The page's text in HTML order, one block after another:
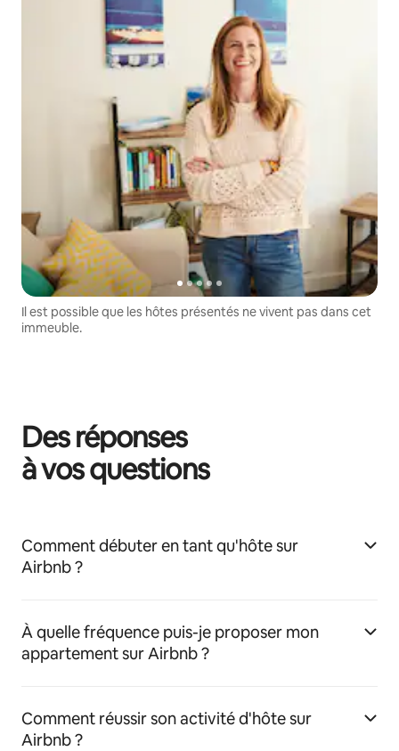
Il est possible que les hôtes présentés ne vivent pas dans cet
immeuble.
Des réponses
à vos questions
Comment débuter en tant qu'hôte sur
Airbnb ?
À quelle fréquence puis-je proposer mon
appartement sur Airbnb ?
Comment réussir son activité d'hôte sur
Airbnb ?